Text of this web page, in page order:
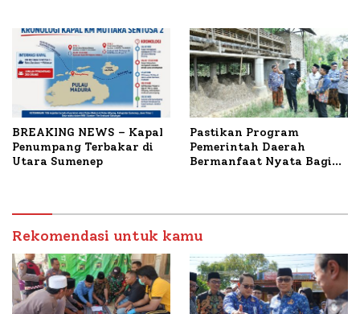
BREAKING NEWS – Kapal
Penumpang Terbakar di
Utara Sumenep
Pastikan Program
Pemerintah Daerah
Bermanfaat Nyata Bagi
Petelur di Desa Bataal
Timur
Rekomendasi untuk kamu